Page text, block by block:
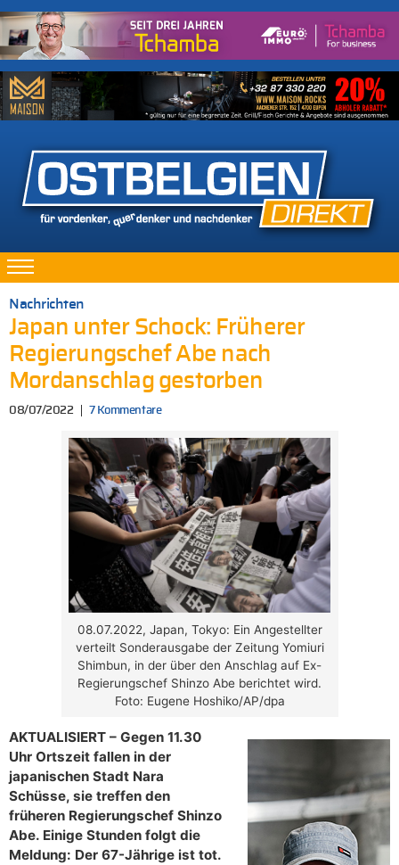
Nachrichten
Japan unter Schock: Früherer
Regierungschef Abe nach
Mordanschlag gestorben
08/07/2022 7 Kommentare
08.07.2022, Japan, Tokyo: Ein Angestellter
verteilt Sonderausgabe der Zeitung Yomiuri
Shimbun, in der über den Anschlag auf Ex-
Regierungschef Shinzo Abe berichtet wird.
Foto: Eugene Hoshiko/AP/dpa
AKTUALISIERT – Gegen 11.30
Uhr Ortszeit fallen in der
japanischen Stadt Nara
Schüsse, sie treffen den
früheren Regierungschef Shinzo
Abe. Einige Stunden folgt die
Meldung: Der 67-Jährige ist tot.